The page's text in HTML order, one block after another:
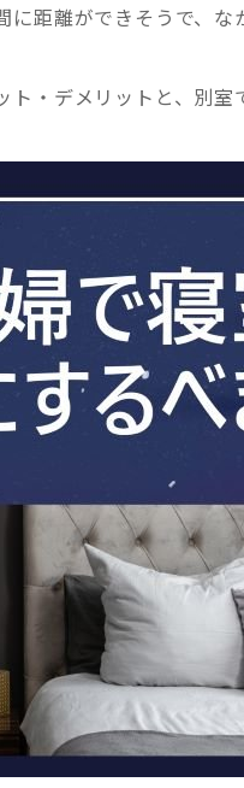
距離ができそうで、
・デメリットと、別